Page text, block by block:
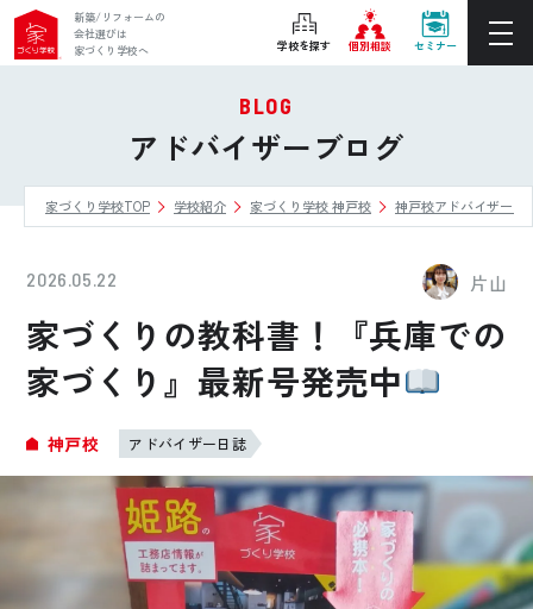
新築/リフォームの
会社選びは
家づくり学校へ
学校を探す 個別相談 セミナー
ぴったりの住宅会社をご提案
個別相談
後悔しない家づくりをレクチャー
セミナーをみる
お近くの学校を探す
ホーム
家づくり学校とは
お悩み・相談事例
BLOG
アドバイザーブログ
家づくり学校TOP 学校紹介 家づくり学校 神戸校 神戸校アドバイザーブ
2026.05.22 片山
家づくりの教科書！『兵庫での
家づくり』最新号発売中
神戸校 アドバイザー日誌